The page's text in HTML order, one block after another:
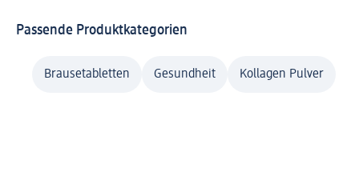
Passende Produktkategorien
Brausetabletten Gesundheit Kollagen Pulver